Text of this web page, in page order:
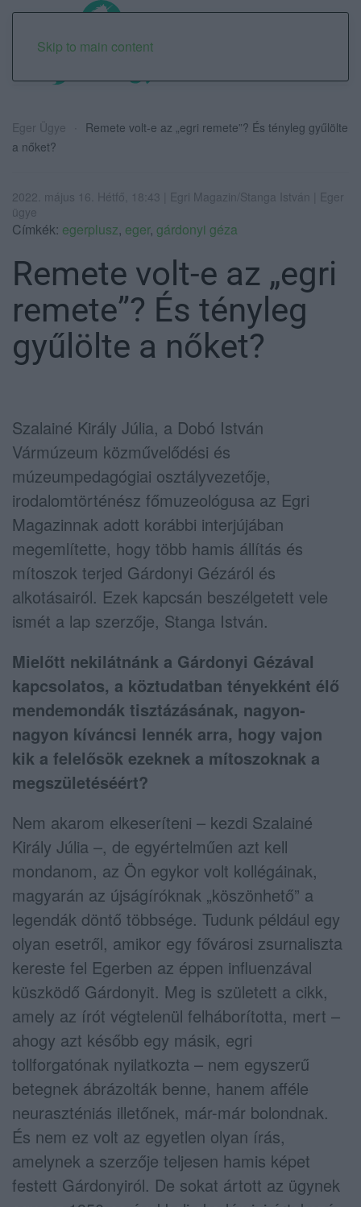
Skip to main content
Eger Ügye
Remete volt-e az „egri remete”? És tényleg gyűlölte
a nőket?
2022. május 16. Hétfő, 18:43 | Egri Magazin/Stanga István | Eger
ügye
Címkék: egerplusz, eger, gárdonyi géza
Remete volt-e az „egri
remete”? És tényleg
gyűlölte a nőket?
Szalainé Király Júlia, a Dobó István
Vármúzeum közművelődési és
múzeumpedagógiai osztályvezetője,
irodalomtörténész főmuzeológusa az Egri
Magazinnak adott korábbi interjújában
megemlítette, hogy több hamis állítás és
mítoszok terjed Gárdonyi Gézáról és
alkotásairól. Ezek kapcsán beszélgetett vele
ismét a lap szerzője, Stanga István.
Mielőtt nekilátnánk a Gárdonyi Gézával
kapcsolatos, a köztudatban tényekként élő
mendemondák tisztázásának, nagyon-
nagyon kíváncsi lennék arra, hogy vajon
kik a felelősök ezeknek a mítoszoknak a
megszületéséért?
Nem akarom elkeseríteni – kezdi Szalainé
Király Júlia –, de egyértelműen azt kell
mondanom, az Ön egykor volt kollégáinak,
magyarán az újságíróknak „köszönhető” a
legendák döntő többsége. Tudunk például egy
olyan esetről, amikor egy fővárosi zsurnaliszta
kereste fel Egerben az éppen influenzával
küszködő Gárdonyit. Meg is született a cikk,
amely az írót végtelenül felháborította, mert –
ahogy azt később egy másik, egri
tollforgatónak nyilatkozta – nem egyszerű
betegnek ábrázolták benne, hanem afféle
neuraszténiás illetőnek, már-már bolondnak.
És nem ez volt az egyetlen olyan írás,
amelynek a szerzője teljesen hamis képet
festett Gárdonyiról. De sokat ártott az ügynek